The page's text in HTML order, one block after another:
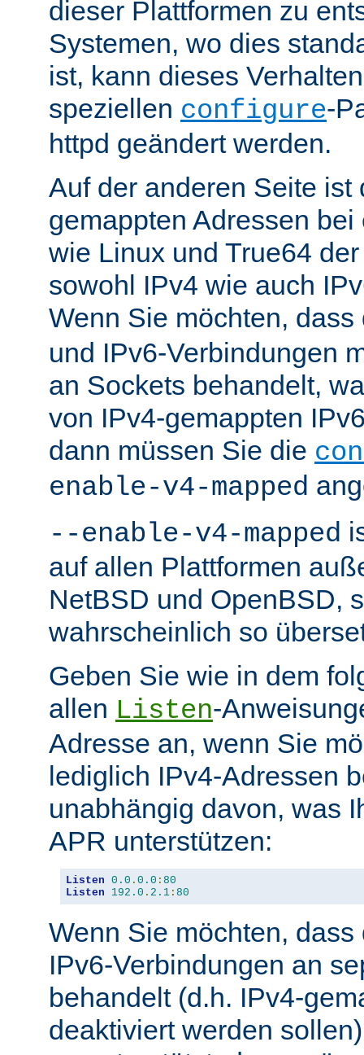
dieser Plattformen zu
Systemen, wo dies
ist, kann dieses
speziellen configure-
httpd geändert werden.
Auf der anderen Seite ist
gemappten Adressen
wie Linux und True64
sowohl IPv4 wie auch
Wenn Sie möchten,
und IPv6-Verbindungen
an Sockets behandelt,
von IPv4-gemappten
dann müssen Sie die
enable-v4-mapped
--enable-v4-mapped
auf allen Plattformen
NetBSD und OpenBSD,
wahrscheinlich so
Geben Sie wie in dem
allen Listen-
Adresse an, wenn Sie
lediglich IPv4-Adressen
unabhängig davon, was
APR unterstützen:
Listen 0.0 . 0.0 : 80
Listen
192.0 . 2.1 : 80
Wenn Sie möchten,
IPv6-Verbindungen an
behandelt (d.h. IPv4-
deaktiviert werden